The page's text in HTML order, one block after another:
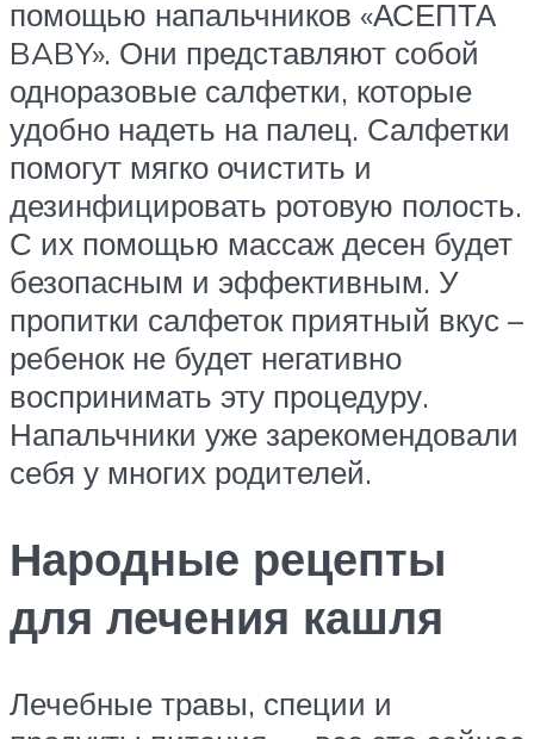
помощью напальчников «АСЕПТА
BABY». Они представляют собой
одноразовые салфетки, которые
удобно надеть на палец. Салфетки
помогут мягко очистить и
дезинфицировать ротовую полость.
С их помощью массаж десен будет
безопасным и эффективным. У
пропитки салфеток приятный вкус –
ребенок не будет негативно
воспринимать эту процедуру.
Напальчники уже зарекомендовали
себя у многих родителей.
Народные рецепты
для лечения кашля
Лечебные травы, специи и